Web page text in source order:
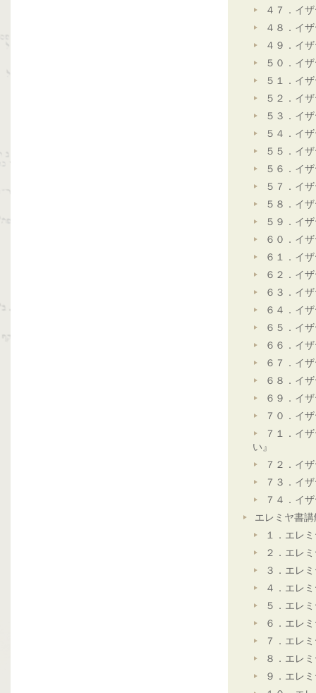
４７．イ
４８．イ
４９．イ
５０．イ
５１．イ
５２．イ
５３．イ
５４．イ
５５．イ
５６．イ
５７．イ
５８．イ
５９．イ
６０．イ
６１．イ
６２．イ
６３．イ
６４．イ
６５．イ
６６．イ
６７．イ
６８．イ
６９．イ
７０．イ
７１．イ
い』
７２．イ
７３．イ
７４．イ
エレミヤ書講
１．エレ
２．エレ
３．エレ
４．エレ
５．エレ
６．エレ
７．エレ
８．エレ
９．エレ